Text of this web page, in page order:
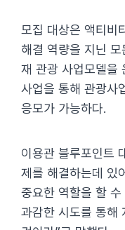
모집 대상은 액티비
해결 역량을 지닌
재 관광 사업모델을
사업을 통해 관광사
응모가 가능하다.
이용관 블루포인트
제를 해결하는데 있
중요한 역할을 할
과감한 시도를 통해